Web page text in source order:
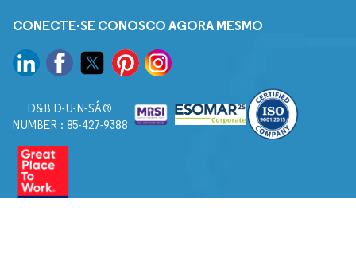
CONECTE-SE CONOSCO AGORA MESMO
D&B D-U-N-SÂ®
NUMBER : 85-427-9388